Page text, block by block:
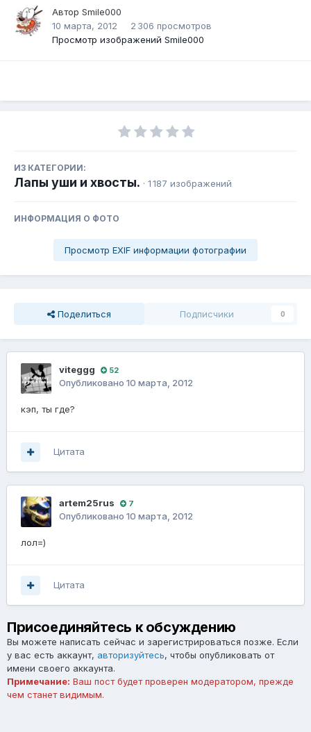
Автор Smile000
10 марта, 2012
2 306 просмотров
Просмотр изображений Smile000
ИЗ КАТЕГОРИИ:
Лапы уши и хвосты. · 1 187 изображений
ИНФОРМАЦИЯ О ФОТО
Просмотр EXIF информации фотографии
Поделиться Подписчики 0
viteggg 52
Опубликовано 10 марта, 2012
кэп, ты где?
Цитата
artem25rus 7
Опубликовано 10 марта, 2012
лол=)
Цитата
Присоединяйтесь к обсуждению
Вы можете написать сейчас и зарегистрироваться позже. Если
у вас есть аккаунт, авторизуйтесь, чтобы опубликовать от
имени своего аккаунта.
Примечание: Ваш пост будет проверен модератором, прежде
чем станет видимым.